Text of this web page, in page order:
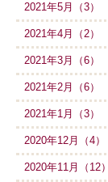
2021年5月（3）
2021年4月（2）
2021年3月（6）
2021年2月（6）
2021年1月（3）
2020年12月（4）
2020年11月（12）